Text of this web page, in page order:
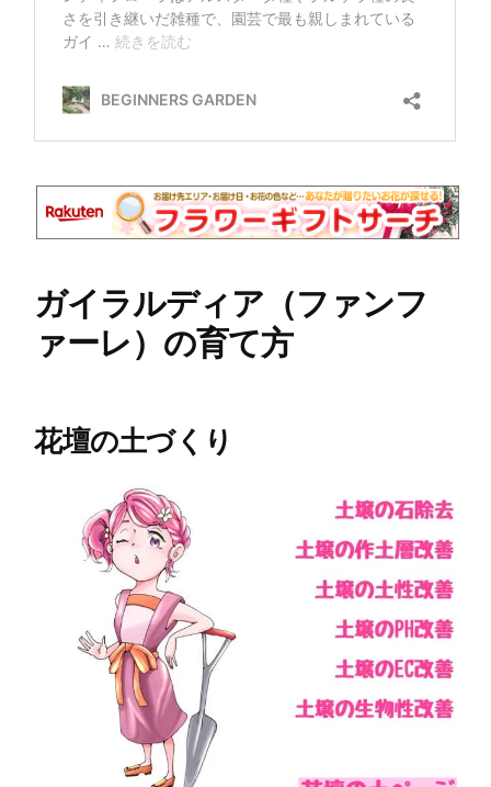
ガイラルディア（ファンフ
ァーレ）の育て方
花壇の土づくり